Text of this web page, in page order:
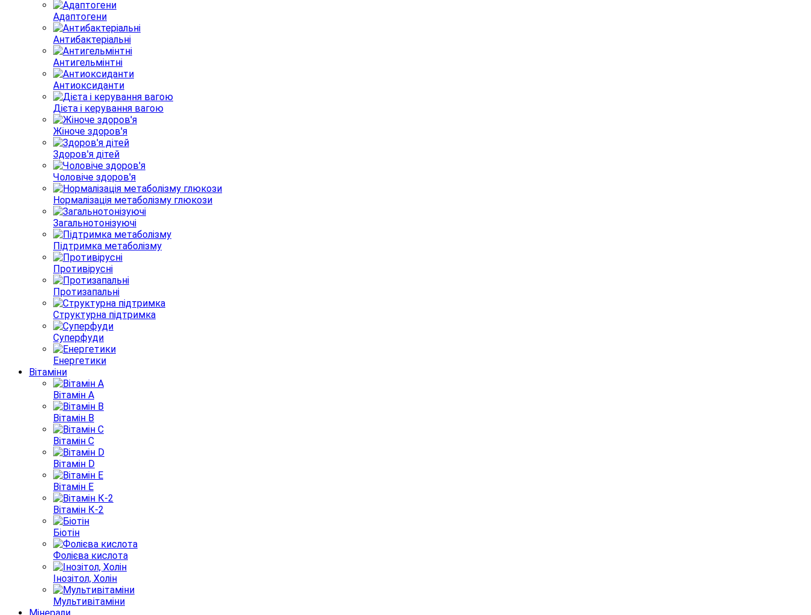
Адаптогени
Антибактеріальні
Антигельмінтні
Антиоксиданти
Дієта і керування вагою
Жіноче здоров'я
Здоров'я дітей
Чоловіче здоров'я
Нормалізація метаболізму глюкози
Загальнотонізуючі
Підтримка метаболізму
Противірусні
Протизапальні
Структурна підтримка
Суперфуди
Енергетики
Вітаміни
Вітамін A
Вітамін B
Вітамін С
Вітамін D
Вітамін E
Вітамін К-2
Біотін
Фолієва кислота
Інозітол, Холін
Мультивітаміни